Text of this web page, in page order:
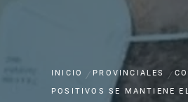
INICIO PROVINCIALES
POSITIVOS SE MANTIENE